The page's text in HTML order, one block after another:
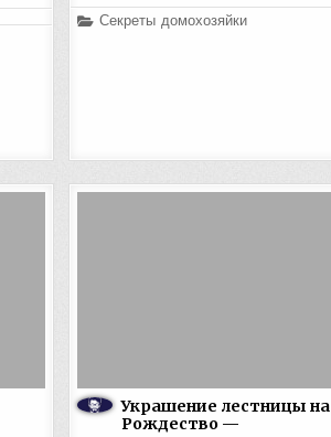
Posted
Секреты домохозяйки
Украшение лестницы на
Рождество —